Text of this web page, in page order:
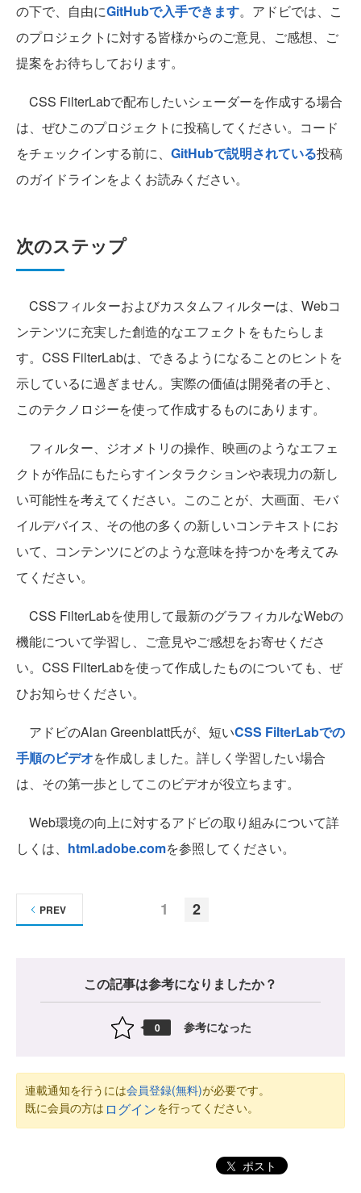
の下で、自由にGitHubで入手できます。アドビでは、こ
のプロジェクトに対する皆様からのご意見、ご感想、ご
提案をお待ちしております。
CSS FilterLabで配布したいシェーダーを作成する場合
は、ぜひこのプロジェクトに投稿してください。コード
をチェックインする前に、 GitHubで説明されている投稿
のガイドラインをよくお読みください。
次のステップ
CSSフィルターおよびカスタムフィルターは、Webコ
ンテンツに充実した創造的なエフェクトをもたらしま
す。CSS FilterLabは、できるようになることのヒントを
示しているに過ぎません。実際の価値は開発者の手と、
このテクノロジーを使って作成するものにあります。
フィルター、ジオメトリの操作、映画のようなエフェ
クトが作品にもたらすインタラクションや表現力の新し
い可能性を考えてください。このことが、大画面、モバ
イルデバイス、その他の多くの新しいコンテキストにお
いて、コンテンツにどのような意味を持つかを考えてみ
てください。
CSS FilterLabを使用して最新のグラフィカルなWebの
機能について学習し、ご意見やご感想をお寄せくださ
い。CSS FilterLabを使って作成したものについても、ぜ
ひお知らせください。
アドビのAlan Greenblatt氏が、短いCSS FilterLabでの
手順のビデオを作成しました。詳しく学習したい場合
は、その第一歩としてこのビデオが役立ちます。
Web環境の向上に対するアドビの取り組みについて詳
しくは、 html.adobe.comを参照してください。
1 2
PREV
この記事は参考になりましたか？
0 参考になった
連載通知を行うには会員登録(無料)が必要です。
既に会員の方は ログインを行ってください。
ポスト